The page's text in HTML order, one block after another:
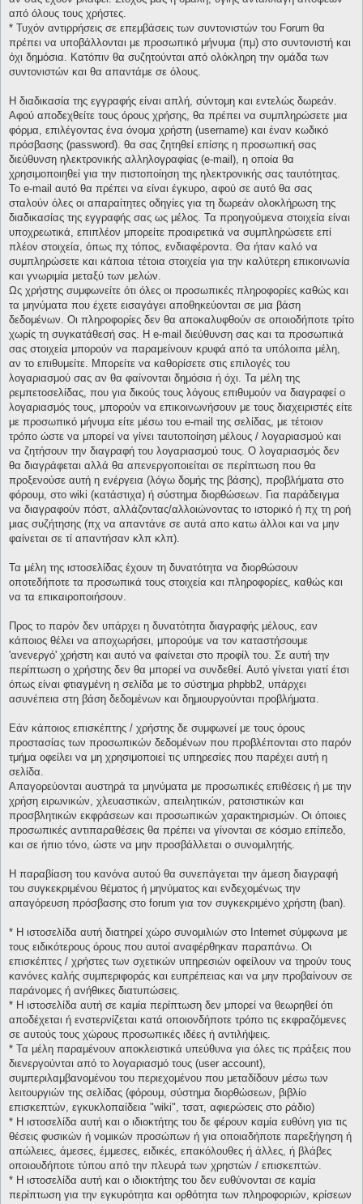
από όλους τους χρήστες.
* Τυχόν αντιρρήσεις σε επεμβάσεις των συντονιστών του Forum θα
πρέπει να υποβάλλονται με προσωπικό μήνυμα (πμ) στο συντονιστή και
όχι δημόσια. Κατόπιν θα συζητούνται από ολόκληρη την ομάδα των
συντονιστών και θα απαντάμε σε όλους.
Η διαδικασία της εγγραφής είναι απλή, σύντομη και εντελώς δωρεάν.
Αφού αποδεχθείτε τους όρους χρήσης, θα πρέπει να συμπληρώσετε μια
φόρμα, επιλέγοντας ένα όνομα χρήστη (username) και έναν κωδικό
πρόσβασης (password). θα σας ζητηθεί επίσης η προσωπική σας
διεύθυνση ηλεκτρονικής αλληλογραφίας (e-mail), η οποία θα
χρησιμοποιηθεί για την πιστοποίηση της ηλεκτρονικής σας ταυτότητας.
Το e-mail αυτό θα πρέπει να είναι έγκυρο, αφού σε αυτό θα σας
σταλούν όλες οι απαραίτητες οδηγίες για τη δωρεάν ολοκλήρωση της
διαδικασίας της εγγραφής σας ως μέλος. Τα προηγούμενα στοιχεία είναι
υποχρεωτικά, επιπλέον μπορείτε προαιρετικά να συμπληρώσετε επί
πλέον στοιχεία, όπως πχ τόπος, ενδιαφέροντα. Θα ήταν καλό να
συμπληρώσετε και κάποια τέτοια στοιχεία για την καλύτερη επικοινωνία
και γνωριμία μεταξύ των μελών.
Ως χρήστης συμφωνείτε ότι όλες οι προσωπικές πληροφορίες καθώς και
τα μηνύματα που έχετε εισαγάγει αποθηκεύονται σε μια βάση
δεδομένων. Οι πληροφορίες δεν θα αποκαλυφθούν σε οποιοδήποτε τρίτο
χωρίς τη συγκατάθεσή σας. Η e-mail διεύθυνση σας και τα προσωπικά
σας στοιχεία μπορούν να παραμείνουν κρυφά από τα υπόλοιπα μέλη,
αν το επιθυμείτε. Μπορείτε να καθορίσετε στις επιλογές του
λογαριασμού σας αν θα φαίνονται δημόσια ή όχι. Τα μέλη της
ρεμπετοσελίδας, που για δικούς τους λόγους επιθυμούν να διαγραφεί ο
λογαριασμός τους, μπορούν να επικοινωνήσουν με τους διαχειριστές είτε
με προσωπικό μήνυμα είτε μέσω του e-mail της σελίδας, με τέτοιον
τρόπο ώστε να μπορεί να γίνει ταυτοποίηση μέλους / λογαριασμού και
να ζητήσουν την διαγραφή του λογαριασμού τους. Ο λογαριασμός δεν
θα διαγράφεται αλλά θα απενεργοποιείται σε περίπτωση που θα
προξενούσε αυτή η ενέργεια (λόγω δομής της βάσης), προβλήματα στο
φόρουμ, στο wiki (κατάστιχα) ή σύστημα διορθώσεων. Για παράδειγμα
να διαγραφούν πόστ, αλλάζοντας/αλλοιώνοντας το ιστορικό ή πχ τη ροή
μιας συζήτησης (πχ να απαντάνε σε αυτά απο κατω άλλοι και να μην
φαίνεται σε τί απαντήσαν κλπ κλπ).
Τα μέλη της ιστοσελίδας έχουν τη δυνατότητα να διορθώσουν
οποτεδήποτε τα προσωπικά τους στοιχεία και πληροφορίες, καθώς και
να τα επικαιροποιήσουν.
Προς το παρόν δεν υπάρχει η δυνατότητα διαγραφής μέλους, εαν
κάποιος θέλει να αποχωρήσει, μπορούμε να τον καταστήσουμε
'ανενεργό' χρήστη και αυτό να φαίνεται στο προφίλ του. Σε αυτή την
περίπτωση ο χρήστης δεν θα μπορεί να συνδεθεί. Αυτό γίνεται γιατί έτσι
όπως είναι φτιαγμένη η σελίδα με το σύστημα phpbb2, υπάρχει
ασυνέπεια στη βάση δεδομένων και δημιουργούνται προβλήματα.
Εάν κάποιος επισκέπτης / χρήστης δε συμφωνεί με τους όρους
προστασίας των προσωπικών δεδομένων που προβλέπονται στο παρόν
τμήμα οφείλει να μη χρησιμοποιεί τις υπηρεσίες που παρέχει αυτή η
σελίδα.
Απαγορεύονται αυστηρά τα μηνύματα με προσωπικές επιθέσεις ή με την
χρήση ειρωνικών, χλευαστικών, απειλητικών, ρατσιστικών και
προσβλητικών εκφράσεων και προσωπικών χαρακτηρισμών. Οι όποιες
προσωπικές αντιπαραθέσεις θα πρέπει να γίνονται σε κόσμιο επίπεδο,
και σε ήπιο τόνο, ώστε να μην προσβάλλεται ο συνομιλητής.
Η παραβίαση του κανόνα αυτού θα συνεπάγεται την άμεση διαγραφή
του συγκεκριμένου θέματος ή μηνύματος και ενδεχομένως την
απαγόρευση πρόσβασης στο forum για τον συγκεκριμένο χρήστη (ban).
* H ιστοσελίδα αυτή διατηρεί χώρο συνομιλιών στο Internet σύμφωνα με
τους ειδικότερους όρους που αυτοί αναφέρθηκαν παραπάνω. Οι
επισκέπτες / χρήστες των σχετικών υπηρεσιών οφείλουν να τηρούν τους
κανόνες καλής συμπεριφοράς και ευπρέπειας και να μην προβαίνουν σε
παράνομες ή ανήθικες διατυπώσεις.
* H ιστοσελίδα αυτή σε καμία περίπτωση δεν μπορεί να θεωρηθεί ότι
αποδέχεται ή ενστερνίζεται κατά οποιονδήποτε τρόπο τις εκφραζόμενες
σε αυτούς τους χώρους προσωπικές ιδέες ή αντιλήψεις.
* Τα μέλη παραμένουν αποκλειστικά υπεύθυνα για όλες τις πράξεις που
διενεργούνται από το λογαριασμό τους (user account),
συμπεριλαμβανομένου του περιεχομένου που μεταδίδουν μέσω των
λειτουργιών της σελίδας (φόρουμ, σύστημα διορθώσεων, βιβλίο
επισκεπτών, εγκυκλοπαίδεια "wiki", τσατ, αφιερώσεις στο ράδιο)
* H ιστοσελίδα αυτή και ο ιδιοκτήτης του δε φέρουν καμία ευθύνη για τις
θέσεις φυσικών ή νομικών προσώπων ή για οποιαδήποτε παρεξήγηση ή
απώλειες, άμεσες, έμμεσες, ειδικές, επακόλουθες ή άλλες, ή βλάβες
οποιουδήποτε τύπου από την πλευρά των χρηστών / επισκεπτών.
* H ιστοσελίδα αυτή και ο ιδιοκτήτης του δεν ευθύνονται σε καμία
περίπτωση για την εγκυρότητα και ορθότητα των πληροφοριών, κρίσεων